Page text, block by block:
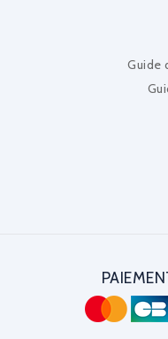
Guide